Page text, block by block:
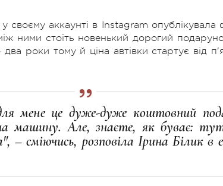
своєму аккаунті в Instagram
ними стоїть новенький дорогий
роки тому й ціна автівки стартує від
мене це дуже-дуже коштовний
машину. Але, знаєте, як буває:
сміючись, розповіла Ірина Білик в